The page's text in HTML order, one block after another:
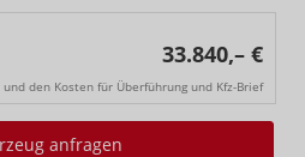
33.840,– €
und den Kosten für Überführung und Kfz-Brief
anfragen